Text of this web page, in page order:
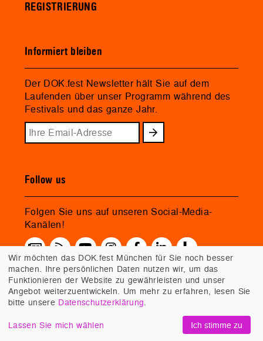
REGISTRIERUNG
Informiert bleiben
Der DOK.fest Newsletter hält Sie auf dem
Laufenden über unser Programm während des
Festivals und das ganze Jahr.
Follow us
Folgen Sie uns auf unseren Social-Media-
Kanälen!
Wir möchten das DOK.fest München für Sie noch besser
machen. Ihre persönlichen Daten nutzen wir, um das
Funktionieren der Website zu gewährleisten und unser
Angebot weiterzuentwickeln. Um mehr zu erfahren, lesen Sie
bitte unsere Datenschutzerklärung.
Lassen Sie mich wählen Ich stimme zu